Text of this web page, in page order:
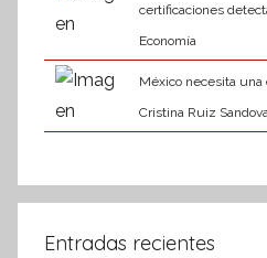
certificaciones
Economía
México necesita
Cristina Ruiz
Entradas recientes